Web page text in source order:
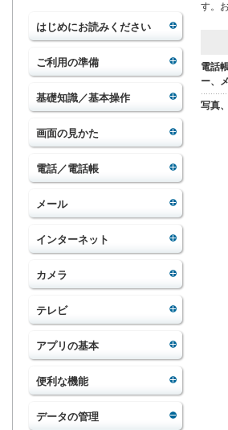
はじめにお読みください
ご利用の準備
基礎知識／基本操作
画面の見かた
電話／電話帳
メール
インターネット
カメラ
テレビ
アプリの基本
便利な機能
データの管理
す。
電話
ー、
写真